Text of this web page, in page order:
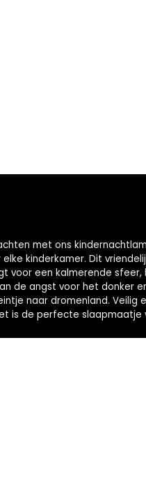
met ons
kinderkamer. Dit
voor een kalmerende sfeer,
de angst voor het donker
naar dromenland. Veilig
is de perfecte slaapmaatje